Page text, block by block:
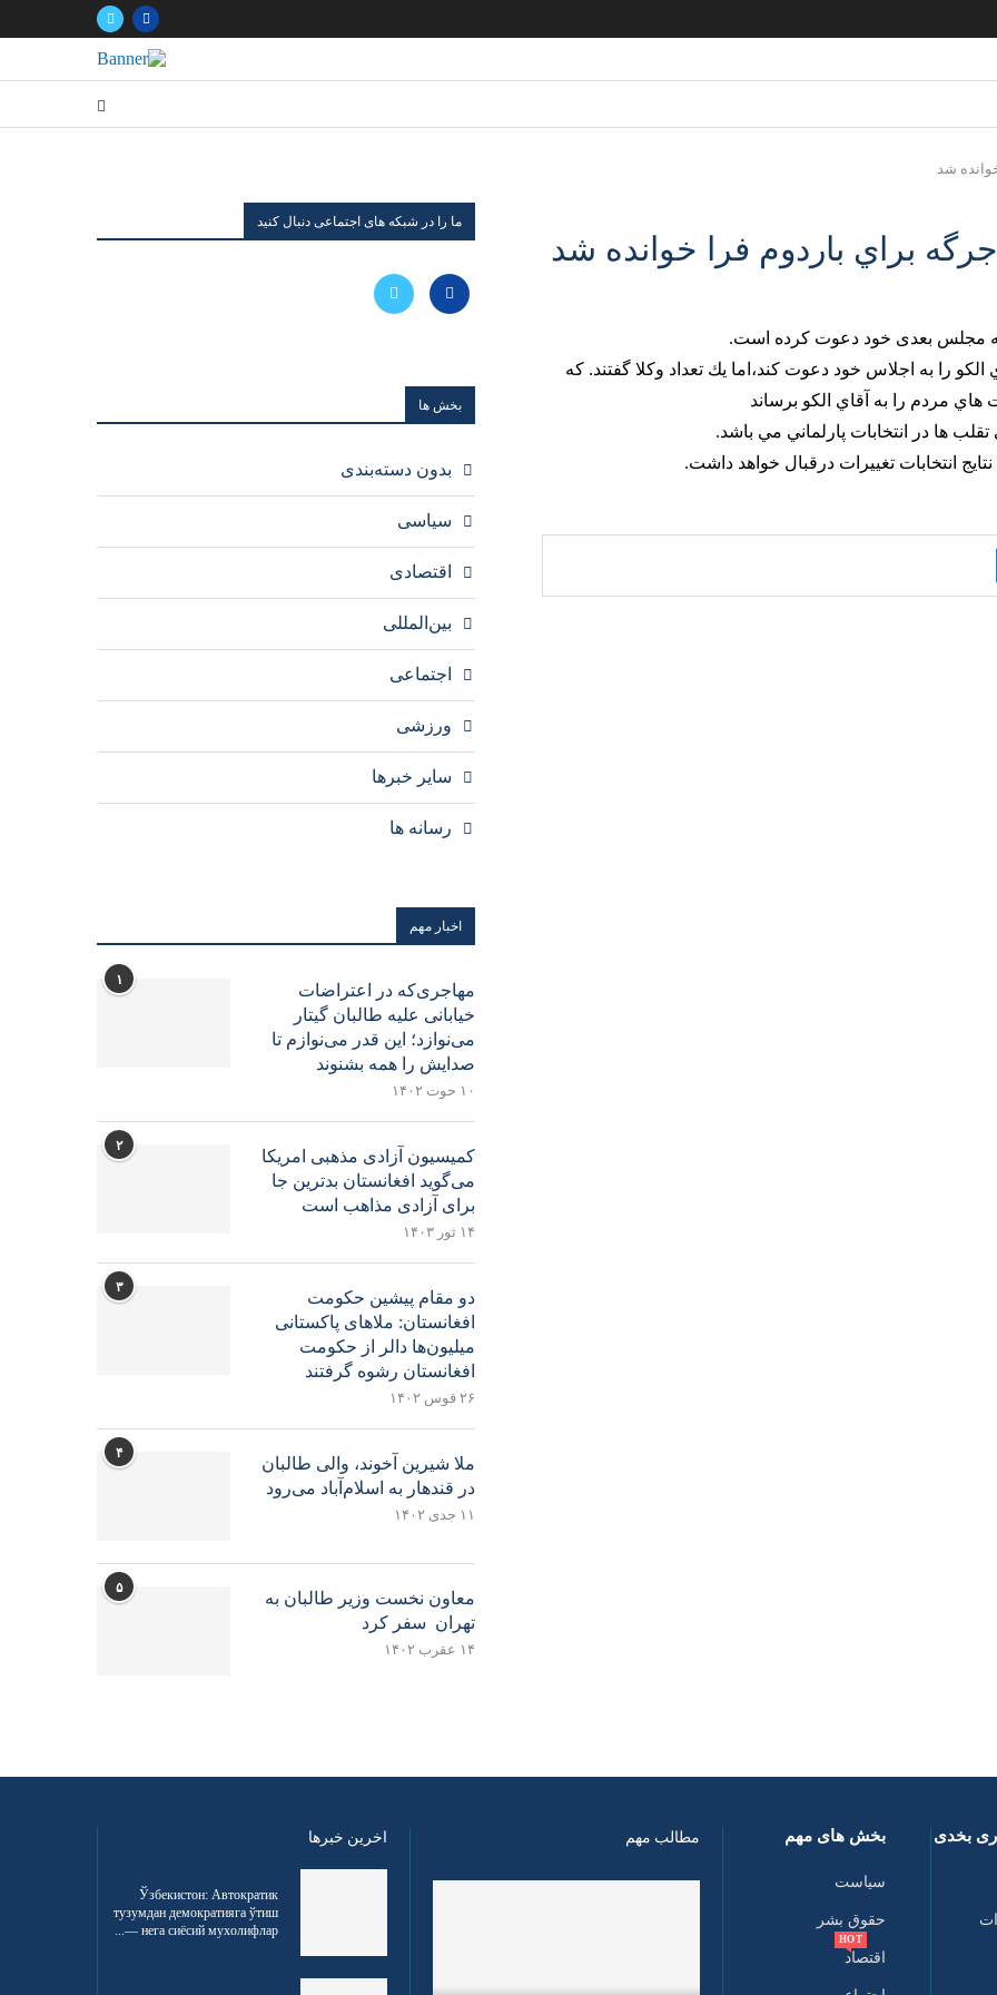
شد
براي باردوم فرا خوانده شد
مجلس بعدی خود دعوت کرده است.
را به اجلاس خود دعوت كند،اما يك تعداد وكلا گفتند. كه
هاي مردم را به آقاي الكو برساند
ها در انتخابات پارلماني مي باشد.
انتخابات تغييرات درقبال خواهد داشت.
ما را در شبکه های اجتماعی دنبال کنید
بخش ها
بدون دسته‌بندی
سیاسی
اقتصادی
بین‌المللی
اجتماعی
ورزشی
سایر خبرها
رسانه ها
اخبار مهم
۱
مهاجری‌که در اعتراضات
خیابانی علیه طالبان گیتار
می‌نوازد؛ این قدر می‌نوازم تا
صدایش را همه بشنوند
۱۰ حوت ۱۴۰۲
۲
کمیسیون آزادی مذهبی امریکا
می‌گوید افغانستان بدترین جا
برای آزادی مذاهب است
۱۴ ثور ۱۴۰۳
۳
دو مقام پیشین حکومت
افغانستان: ملاهای پاکستانی
میلیون‌ها دالر از حکومت
افغانستان رشوه گرفتند
۲۶ قوس ۱۴۰۲
۴
ملا شیرین آخوند، والی طالبان
در قندهار به اسلام‌آباد می‌رود
۱۱ جدی ۱۴۰۲
۵
معاون نخست وزیر طالبان به
تهران سفر کرد
۱۴ عقرب ۱۴۰۲
بخدی بخش های مهم
سیاست
حقوق بشر
اقتصاد
HOT
مطالب مهم اخرین خبرها
Ўзбекистон: Автократик
тузумдан демократияга ўтиш
— нега сиёсий мухолифлар...